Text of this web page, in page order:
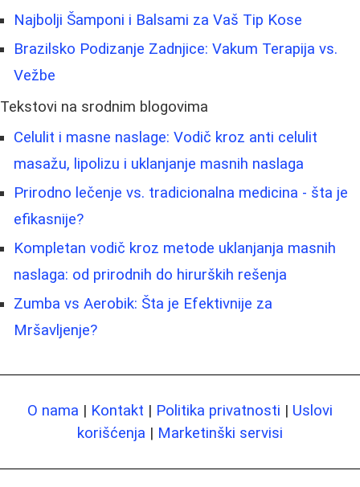
Najbolji Šamponi i Balsami za Vaš Tip Kose
Brazilsko Podizanje Zadnjice: Vakum Terapija vs.
Vežbe
Tekstovi na srodnim blogovima
Celulit i masne naslage: Vodič kroz anti celulit
masažu, lipolizu i uklanjanje masnih naslaga
Prirodno lečenje vs. tradicionalna medicina - šta je
efikasnije?
Kompletan vodič kroz metode uklanjanja masnih
naslaga: od prirodnih do hirurških rešenja
Zumba vs Aerobik: Šta je Efektivnije za
Mršavljenje?
O nama | Kontakt | Politika privatnosti | Uslovi
korišćenja | Marketinški servisi